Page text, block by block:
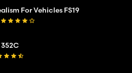
For Vehicles FS19